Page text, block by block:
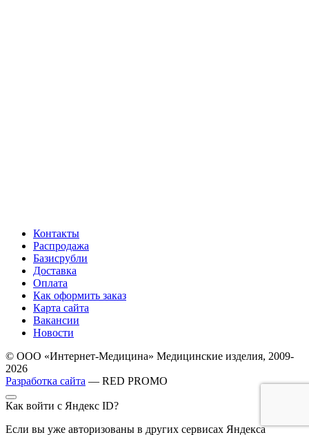
Контакты
Распродажа
Базисрубли
Доставка
Оплата
Как оформить заказ
Карта сайта
Вакансии
Новости
© ООО «Интернет-Медицина» Медицинские изделия, 2009-
2026
Разработка сайта — RED PROMO
Как войти с Яндекс ID?
Если вы уже авторизованы в других сервисах Яндекса